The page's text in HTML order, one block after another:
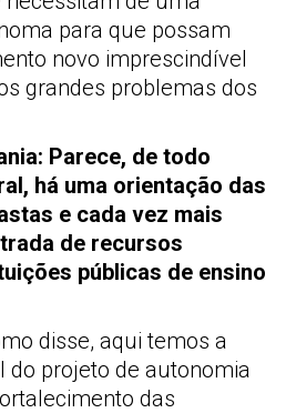
para que possam
novo imprescindível
grandes problemas dos
Parece, de todo
há uma orientação das
e cada vez mais
de recursos
públicas de ensino
disse, aqui temos a
do projeto de autonomia
das